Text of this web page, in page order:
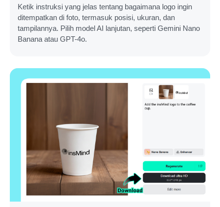
Ketik instruksi yang jelas tentang bagaimana logo ingin
ditempatkan di foto, termasuk posisi, ukuran, dan
tampilannya. Pilih model AI lanjutan, seperti Gemini Nano
Banana atau GPT-4o.